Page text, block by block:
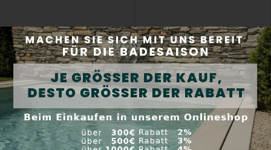
Oase Dynamix Sticks Mix 1 l -
Fischfutter
Oase Dynamix Super Mix 1 l -
Fischfutter